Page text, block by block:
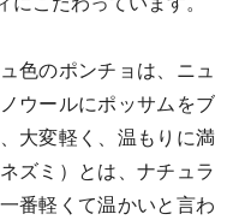
色のポンチョは、ニュ
ウールにポッサムをブ
大変軽く、温もりに満
ズミ）とは、ナチュラ
番軽くて温かいと言わ